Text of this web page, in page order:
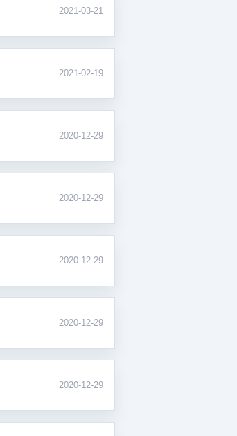
2021-03-21
2021-02-19
2020-12-29
2020-12-29
2020-12-29
2020-12-29
2020-12-29